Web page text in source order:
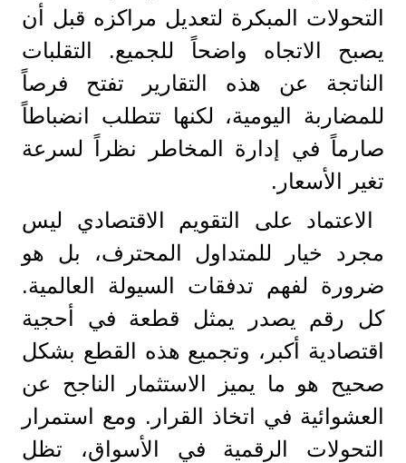
التحولات المبكرة لتعديل مراكزه قبل أن
يصبح الاتجاه واضحاً للجميع. التقلبات
الناتجة عن هذه التقارير تفتح فرصاً
للمضاربة اليومية، لكنها تتطلب انضباطاً
صارماً في إدارة المخاطر نظراً لسرعة
تغير الأسعار.
الاعتماد على التقويم الاقتصادي ليس
مجرد خيار للمتداول المحترف، بل هو
ضرورة لفهم تدفقات السيولة العالمية.
كل رقم يصدر يمثل قطعة في أحجية
اقتصادية أكبر، وتجميع هذه القطع بشكل
صحيح هو ما يميز الاستثمار الناجح عن
العشوائية في اتخاذ القرار. ومع استمرار
التحولات الرقمية في الأسواق، تظل